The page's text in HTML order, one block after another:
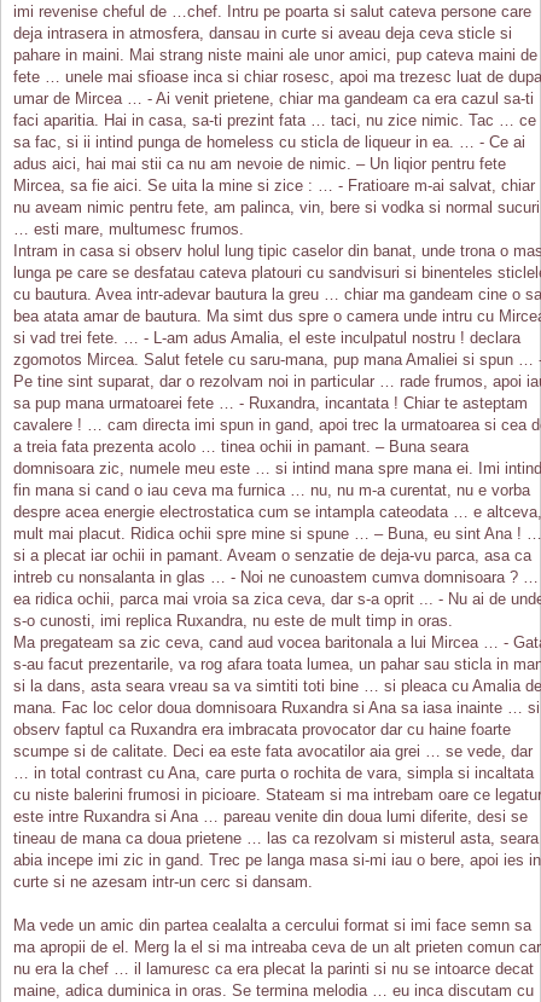
imi revenise cheful de …chef. Intru pe poarta si salut cateva persone care
deja intrasera in atmosfera, dansau in curte si aveau deja ceva sticle si
pahare in maini. Mai strang niste maini ale unor amici, pup cateva maini de
fete … unele mai sfioase inca si chiar rosesc, apoi ma trezesc luat de dupa
umar de Mircea … - Ai venit prietene, chiar ma gandeam ca era cazul sa-ti
faci aparitia. Hai in casa, sa-ti prezint fata … taci, nu zice nimic. Tac … ce
sa fac, si ii intind punga de homeless cu sticla de liqueur in ea. … - Ce ai
adus aici, hai mai stii ca nu am nevoie de nimic. – Un liqior pentru fete
Mircea, sa fie aici. Se uita la mine si zice : … - Fratioare m-ai salvat, chiar
nu aveam nimic pentru fete, am palinca, vin, bere si vodka si normal sucuri
… esti mare, multumesc frumos.
Intram in casa si observ holul lung tipic caselor din banat, unde trona o
lunga pe care se desfatau cateva platouri cu sandvisuri si binenteles
cu bautura. Avea intr-adevar bautura la greu … chiar ma gandeam cine o sa
bea atata amar de bautura. Ma simt dus spre o camera unde intru cu
si vad trei fete. … - L-am adus Amalia, el este inculpatul nostru ! declara
zgomotos Mircea. Salut fetele cu saru-mana, pup mana Amaliei si spun …
Pe tine sint suparat, dar o rezolvam noi in particular … rade frumos, apoi
sa pup mana urmatoarei fete … - Ruxandra, incantata ! Chiar te asteptam
cavalere ! … cam directa imi spun in gand, apoi trec la urmatoarea si cea
a treia fata prezenta acolo … tinea ochii in pamant. – Buna seara
domnisoara zic, numele meu este … si intind mana spre mana ei. Imi
fin mana si cand o iau ceva ma furnica … nu, nu m-a curentat, nu e vorba
despre acea energie electrostatica cum se intampla cateodata … e altceva,
mult mai placut. Ridica ochii spre mine si spune … – Buna, eu sint Ana ! …
si a plecat iar ochii in pamant. Aveam o senzatie de deja-vu parca, asa ca
intreb cu nonsalanta in glas … - Noi ne cunoastem cumva domnisoara ? …
ea ridica ochii, parca mai vroia sa zica ceva, dar s-a oprit ... - Nu ai de
s-o cunosti, imi replica Ruxandra, nu este de mult timp in oras.
Ma pregateam sa zic ceva, cand aud vocea baritonala a lui Mircea … -
s-au facut prezentarile, va rog afara toata lumea, un pahar sau sticla in
si la dans, asta seara vreau sa va simtiti toti bine … si pleaca cu Amalia de
mana. Fac loc celor doua domnisoara Ruxandra si Ana sa iasa inainte … si
observ faptul ca Ruxandra era imbracata provocator dar cu haine foarte
scumpe si de calitate. Deci ea este fata avocatilor aia grei … se vede, dar
… in total contrast cu Ana, care purta o rochita de vara, simpla si incaltata
cu niste balerini frumosi in picioare. Stateam si ma intrebam oare ce
este intre Ruxandra si Ana … pareau venite din doua lumi diferite, desi se
tineau de mana ca doua prietene … las ca rezolvam si misterul asta, seara
abia incepe imi zic in gand. Trec pe langa masa si-mi iau o bere, apoi ies in
curte si ne azesam intr-un cerc si dansam.
Ma vede un amic din partea cealalta a cercului format si imi face semn sa
ma apropii de el. Merg la el si ma intreaba ceva de un alt prieten comun
nu era la chef … il lamuresc ca era plecat la parinti si nu se intoarce decat
maine, adica duminica in oras. Se termina melodia … eu inca discutam cu